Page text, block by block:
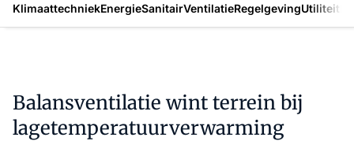
KlimaattechniekEnergieSanitairVentilatieRegelgevingUtiliteit
Balansventilatie wint terrein bij
lagetemperatuurverwarming